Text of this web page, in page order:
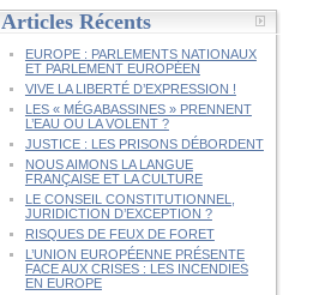
Articles Récents
EUROPE : PARLEMENTS NATIONAUX
ET PARLEMENT EUROPÉEN
VIVE LA LIBERTÉ D’EXPRESSION !
LES « MÉGABASSINES » PRENNENT
L’EAU OU LA VOLENT ?
JUSTICE : LES PRISONS DÉBORDENT
NOUS AIMONS LA LANGUE
FRANÇAISE ET LA CULTURE
LE CONSEIL CONSTITUTIONNEL,
JURIDICTION D’EXCEPTION ?
RISQUES DE FEUX DE FORET
L’UNION EUROPÉENNE PRÉSENTE
FACE AUX CRISES : LES INCENDIES
EN EUROPE